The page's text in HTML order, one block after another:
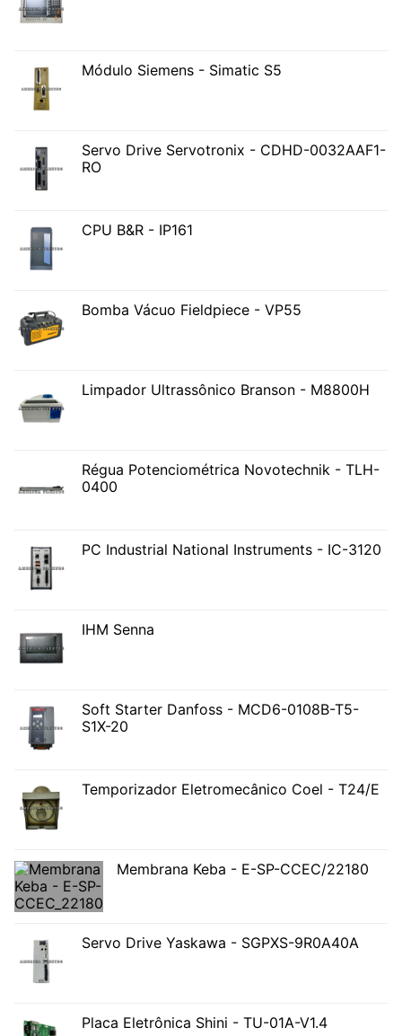
Módulo Siemens - Simatic S5
Servo Drive Servotronix - CDHD-0032AAF1-
RO
CPU B&R - IP161
Bomba Vácuo Fieldpiece - VP55
Limpador Ultrassônico Branson - M8800H
Régua Potenciométrica Novotechnik - TLH-
0400
PC Industrial National Instruments - IC-3120
IHM Senna
Soft Starter Danfoss - MCD6-0108B-T5-
S1X-20
Temporizador Eletromecânico Coel - T24/E
Membrana Keba - E-SP-CCEC/22180
Servo Drive Yaskawa - SGPXS-9R0A40A
Placa Eletrônica Shini - TU-01A-V1.4